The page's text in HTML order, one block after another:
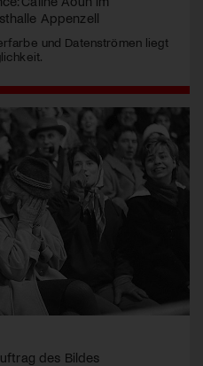
Appenzell
und Datenströmen liegt
des Bildes